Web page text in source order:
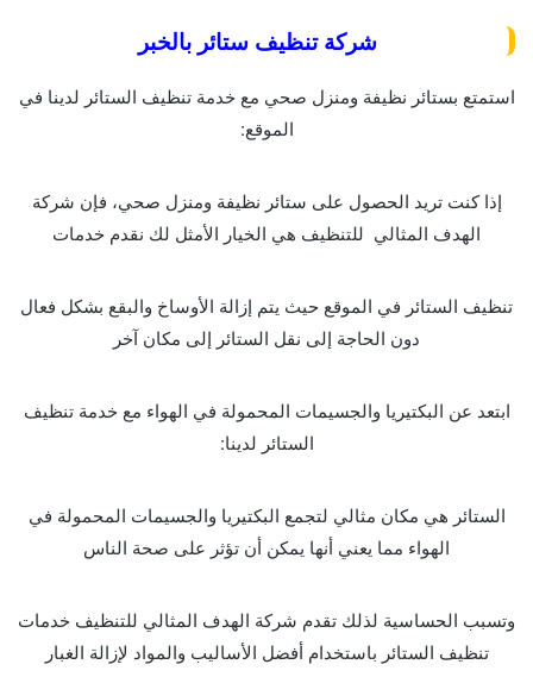
شركة تنظيف ستائر بالخبر
استمتع بستائر نظيفة ومنزل صحي مع خدمة تنظيف الستائر لدينا في
الموقع:
إذا كنت تريد الحصول على ستائر نظيفة ومنزل صحي، فإن شركة
الهدف المثالي للتنظيف هي الخيار الأمثل لك نقدم خدمات
تنظيف الستائر في الموقع حيث يتم إزالة الأوساخ والبقع بشكل فعال
دون الحاجة إلى نقل الستائر إلى مكان آخر
ابتعد عن البكتيريا والجسيمات المحمولة في الهواء مع خدمة تنظيف
الستائر لدينا:
الستائر هي مكان مثالي لتجمع البكتيريا والجسيمات المحمولة في
الهواء مما يعني أنها يمكن أن تؤثر على صحة الناس
وتسبب الحساسية لذلك تقدم شركة الهدف المثالي للتنظيف خدمات
تنظيف الستائر باستخدام أفضل الأساليب والمواد لإزالة الغبار